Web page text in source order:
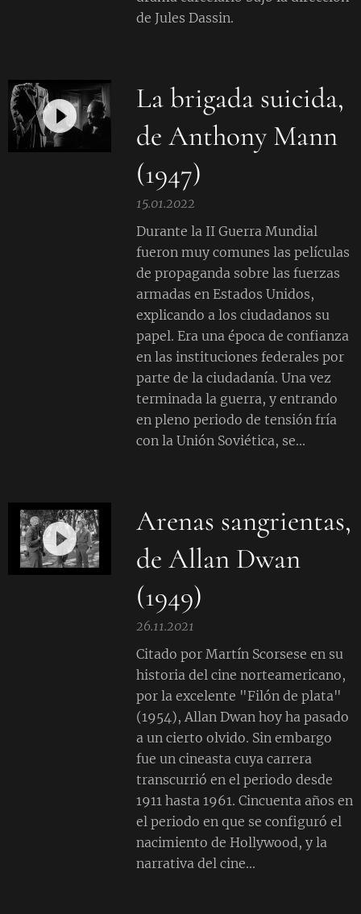
de Jules Dassin.
La brigada suicida,
de Anthony Mann
(1947)
15.01.2022
Durante la II Guerra Mundial
fueron muy comunes las películas
de propaganda sobre las fuerzas
armadas en Estados Unidos,
explicando a los ciudadanos su
papel. Era una época de confianza
en las instituciones federales por
parte de la ciudadanía. Una vez
terminada la guerra, y entrando
en pleno periodo de tensión fría
con la Unión Soviética, se...
Arenas sangrientas,
de Allan Dwan
(1949)
26.11.2021
Citado por Martín Scorsese en su
historia del cine norteamericano,
por la excelente "Filón de plata"
(1954), Allan Dwan hoy ha pasado
a un cierto olvido. Sin embargo
fue un cineasta cuya carrera
transcurrió en el periodo desde
1911 hasta 1961. Cincuenta años en
el periodo en que se configuró el
nacimiento de Hollywood, y la
narrativa del cine...